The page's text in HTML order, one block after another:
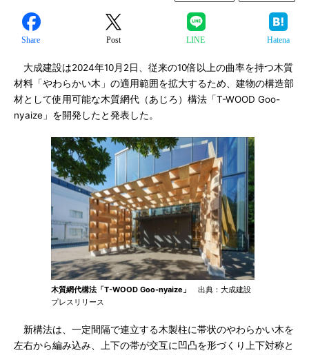
Share Post LINE Hatena
大成建設は2024年10月2日、従来の10倍以上の曲率を持つ木質
材料「やわらかい木」の適用範囲を拡大するため、建物の構造部
材として使用可能な木質網代（あじろ）構法「T-WOOD Goo-
nyaize」を開発したと発表した。
木質網代構法「T-WOOD Goo-nyaize」
出典：大成建設
プレスリリース
新構法は、一定間隔で連立する木製柱に帯状のやわらかい木を
左右から編み込み、上下の帯が交互に凹凸を形づくり上下対称と